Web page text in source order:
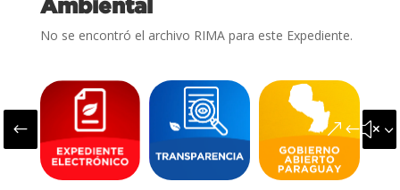
Ambiental
No se encontró el archivo RIMA para este Expediente.
#